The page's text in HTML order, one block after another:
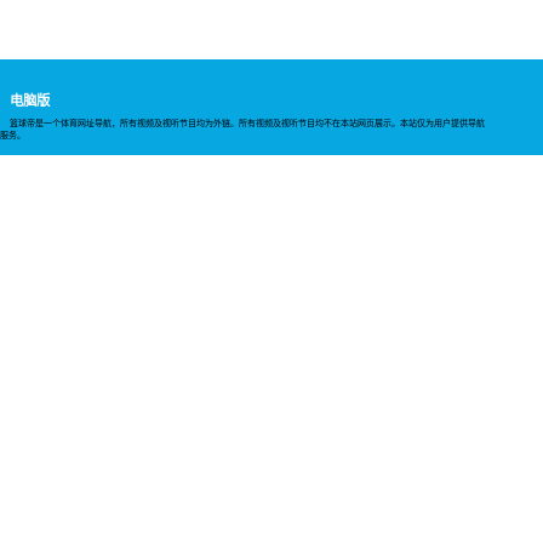
电脑版
篮球帝是一个体育网址导航，所有视频及视听节目均为外链。所有视频及视听节目均不在本站网页展示。本站仅为用户提供导航
服务。